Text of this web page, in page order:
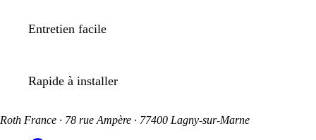
Entretien facile
Rapide à installer
Roth France · 78 rue Ampère · 77400 Lagny-sur-Marne